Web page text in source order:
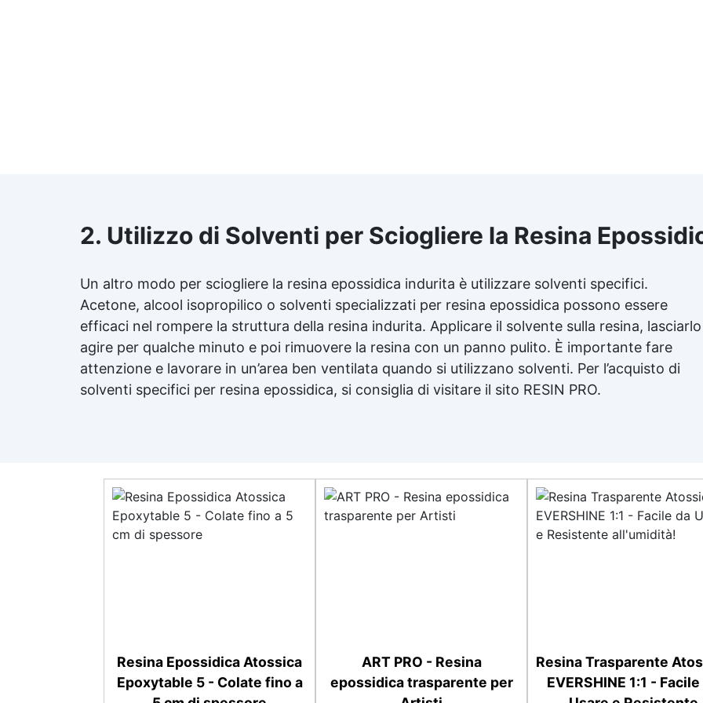
2. Utilizzo di Solventi per Sciogliere la Resina
Un altro modo per sciogliere la resina epossidica indurita è utilizzare solventi specifici.
Acetone, alcool isopropilico o solventi specializzati per resina epossidica possono essere
efficaci nel rompere la struttura della resina indurita. Applicare il solvente sulla resina, lasciarlo
agire per qualche minuto e poi rimuovere la resina con un panno pulito. È importante fare
attenzione e lavorare in un’area ben ventilata quando si utilizzano solventi. Per l’acquisto di
solventi specifici per resina epossidica, si consiglia di visitare il sito RESIN PRO.
Resina Epossidica Atossica
Epoxytable 5 - Colate fino a
ART PRO - Resina
epossidica trasparente per
Resina Trasparente
EVERSHINE 1:1 -